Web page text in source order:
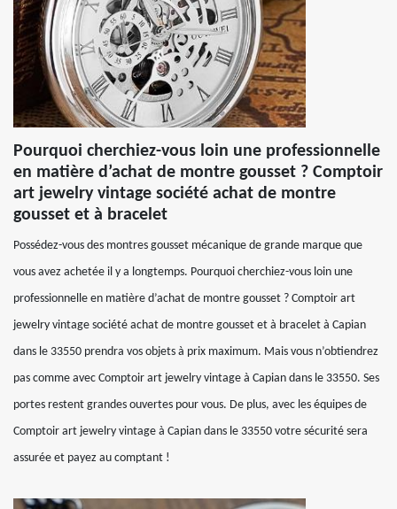
Pourquoi cherchiez-vous loin une professionnelle
en matière d’achat de montre gousset ? Comptoir
art jewelry vintage société achat de montre
gousset et à bracelet
Possédez-vous des montres gousset mécanique de grande marque que
vous avez achetée il y a longtemps. Pourquoi cherchiez-vous loin une
professionnelle en matière d’achat de montre gousset ? Comptoir art
jewelry vintage société achat de montre gousset et à bracelet à Capian
dans le 33550 prendra vos objets à prix maximum. Mais vous n’obtiendrez
pas comme avec Comptoir art jewelry vintage à Capian dans le 33550. Ses
portes restent grandes ouvertes pour vous. De plus, avec les équipes de
Comptoir art jewelry vintage à Capian dans le 33550 votre sécurité sera
assurée et payez au comptant !